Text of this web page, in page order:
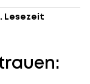
Lesezeit